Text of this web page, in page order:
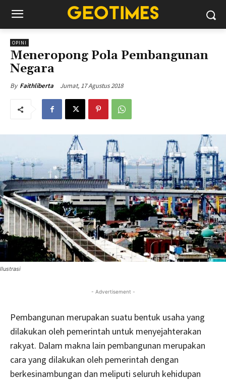
OPINI
Meneropong Pola Pembangunan
Negara
By Faithliberta Jumat, 17 Agustus 2018
Ilustrasi
- Advertisement -
Pembangunan merupakan suatu bentuk usaha yang
dilakukan oleh pemerintah untuk menyejahterakan
rakyat. Dalam makna lain pembangunan merupakan
cara yang dilakukan oleh pemerintah dengan
berkesinambungan dan meliputi seluruh kehidupan